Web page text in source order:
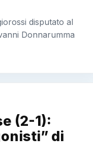
disputato al
Donnarumma
(2-1):
di